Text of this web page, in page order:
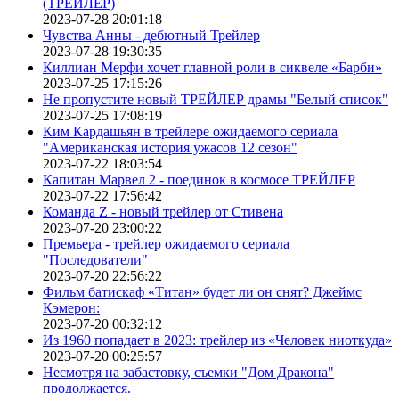
2023-07-28 20:01:18
Чувства Анны - дебютный Трейлер
2023-07-28 19:30:35
Киллиан Мерфи хочет главной роли в сиквеле «Барби»
2023-07-25 17:15:26
Не пропустите новый ТРЕЙЛЕР драмы "Белый список"
2023-07-25 17:08:19
Ким Кардашьян в трейлере ожидаемого сериала
"Американская история ужасов 12 сезон"
2023-07-22 18:03:54
Капитан Марвел 2 - поединок в космосе ТРЕЙЛЕР
2023-07-22 17:56:42
Команда Z - новый трейлер от Стивена
2023-07-20 23:00:22
Премьера - трейлер ожидаемого сериала
"Последователи"
2023-07-20 22:56:22
Фильм батискаф «Титан» будет ли он снят? Джеймс
Кэмерон:
2023-07-20 00:32:12
Из 1960 попадает в 2023: трейлер из «Человек ниоткуда»
2023-07-20 00:25:57
Несмотря на забастовку, съемки "Дом Дракона"
продолжается.